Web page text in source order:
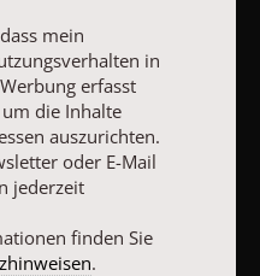
personenbezogenes
E-Mail-Werbung erfasst
Inhalte besser auf meine
Link in Newsletter oder E-
jederzeit ausschalten.
finden Sie in unseren
.
mein
in
erfasst
die Inhalte
auszurichten.
oder E-Mail
jederzeit
finden Sie
.